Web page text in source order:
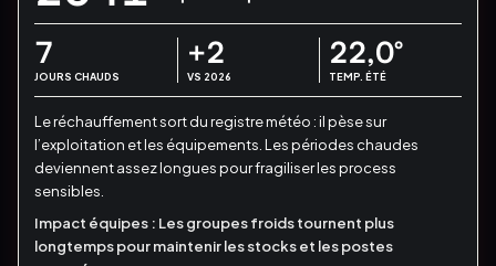
7
JOURS CHAUDS
+2
VS 2026
22,0°
TEMP. ÉTÉ
Le réchauffement sort du registre météo : il pèse sur
l’exploitation et les équipements. Les périodes chaudes
deviennent assez longues pour fragiliser les process
sensibles.
Impact équipes : Les groupes froids tournent plus
longtemps pour maintenir les stocks et les postes